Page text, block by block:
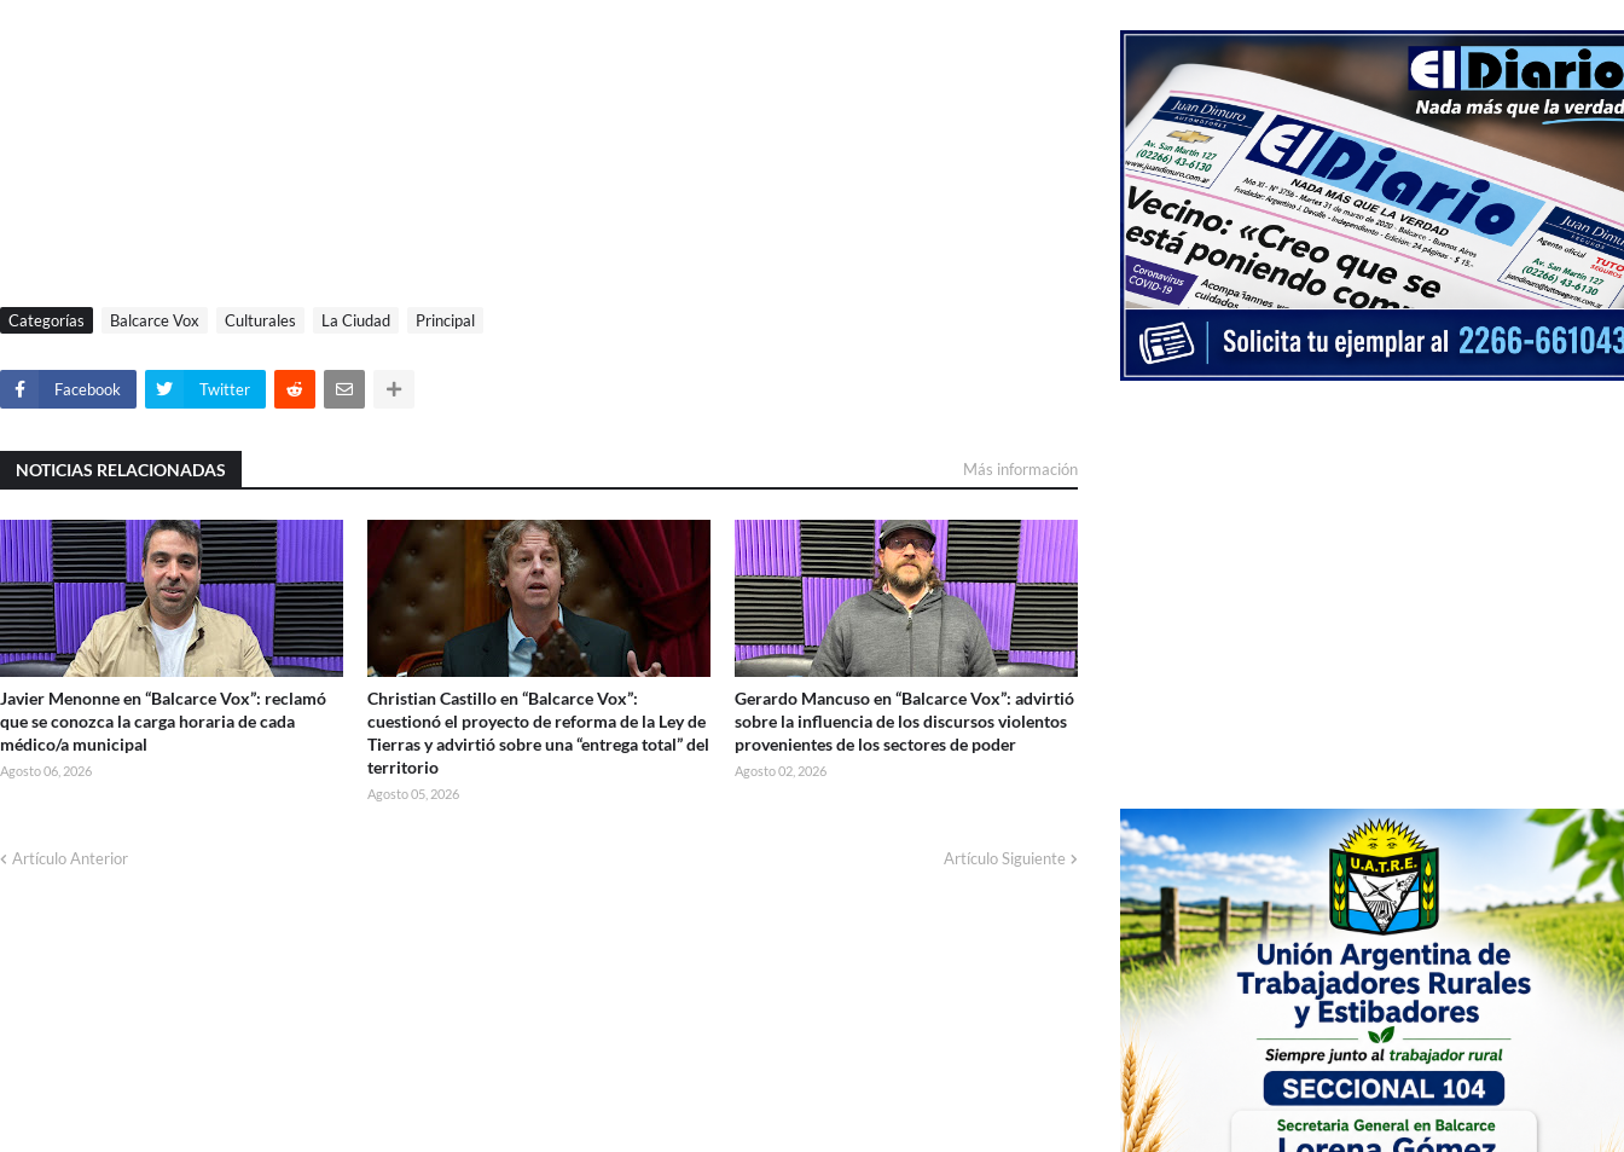
Categorías Balcarce Vox Culturales La Ciudad Principal
Facebook Twitter
NOTICIAS RELACIONADAS Más información
Javier Menonne en “Balcarce Vox”: reclamó
que se conozca la carga horaria de cada
médico/a municipal
Agosto 06, 2026
Christian Castillo en “Balcarce Vox”:
cuestionó el proyecto de reforma de la Ley de
Tierras y advirtió sobre una “entrega total” del
territorio
Agosto 05, 2026
Gerardo Mancuso en “Balcarce Vox”: advirtió
sobre la influencia de los discursos violentos
provenientes de los sectores de poder
Agosto 02, 2026
Artículo Anterior Artículo Siguiente